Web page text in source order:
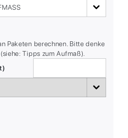
Paketen berechnen. Bitte denke
Tipps zum Aufmaß).